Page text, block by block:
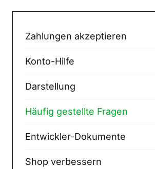
Zahlungen akzeptieren
Konto-Hilfe
Darstellung
Häufig gestellte Fragen
Entwickler-Dokumente
Shop verbessern